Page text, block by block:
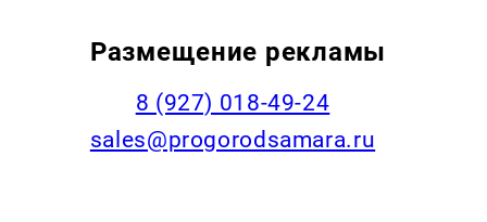
Размещение рекламы
8 (927) 018-49-24
sales@progorodsamara.ru